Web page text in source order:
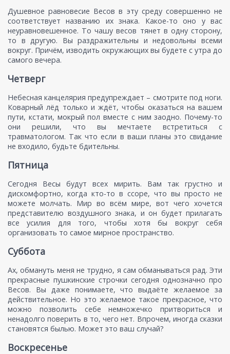
Душевное равновесие Весов в эту среду совершенно не
соответствует названию их знака. Какое-то оно у вас
неуравновешенное. То чашу весов тянет в одну сторону,
то в другую. Вы раздражительны и недовольны всеми
вокруг. Причём, изводить окружающих вы будете с утра до
самого вечера.
Четверг
Небесная канцелярия предупреждает – смотрите под ноги.
Коварный лёд только и ждёт, чтобы оказаться на вашем
пути, кстати, мокрый пол вместе с ним заодно. Почему-то
они решили, что вы мечтаете встретиться с
травматологом. Так что если в ваши планы это свидание
не входило, будьте бдительны.
Пятница
Сегодня Весы будут всех мирить. Вам так грустно и
дискомфортно, когда кто-то в ссоре, что вы просто не
можете молчать. Мир во всём мире, вот чего хочется
представителю воздушного знака, и он будет прилагать
все усилия для того, чтобы хотя бы вокруг себя
организовать то самое мирное пространство.
Суббота
Ах, обмануть меня не трудно, я сам обманываться рад. Эти
прекрасные пушкинские строчки сегодня однозначно про
Весов. Вы даже понимаете, что выдаёте желаемое за
действительное. Но это желаемое такое прекрасное, что
можно позволить себе немножечко притвориться и
ненадолго поверить в то, чего нет. Впрочем, иногда сказки
становятся былью. Может это ваш случай?
Воскресенье